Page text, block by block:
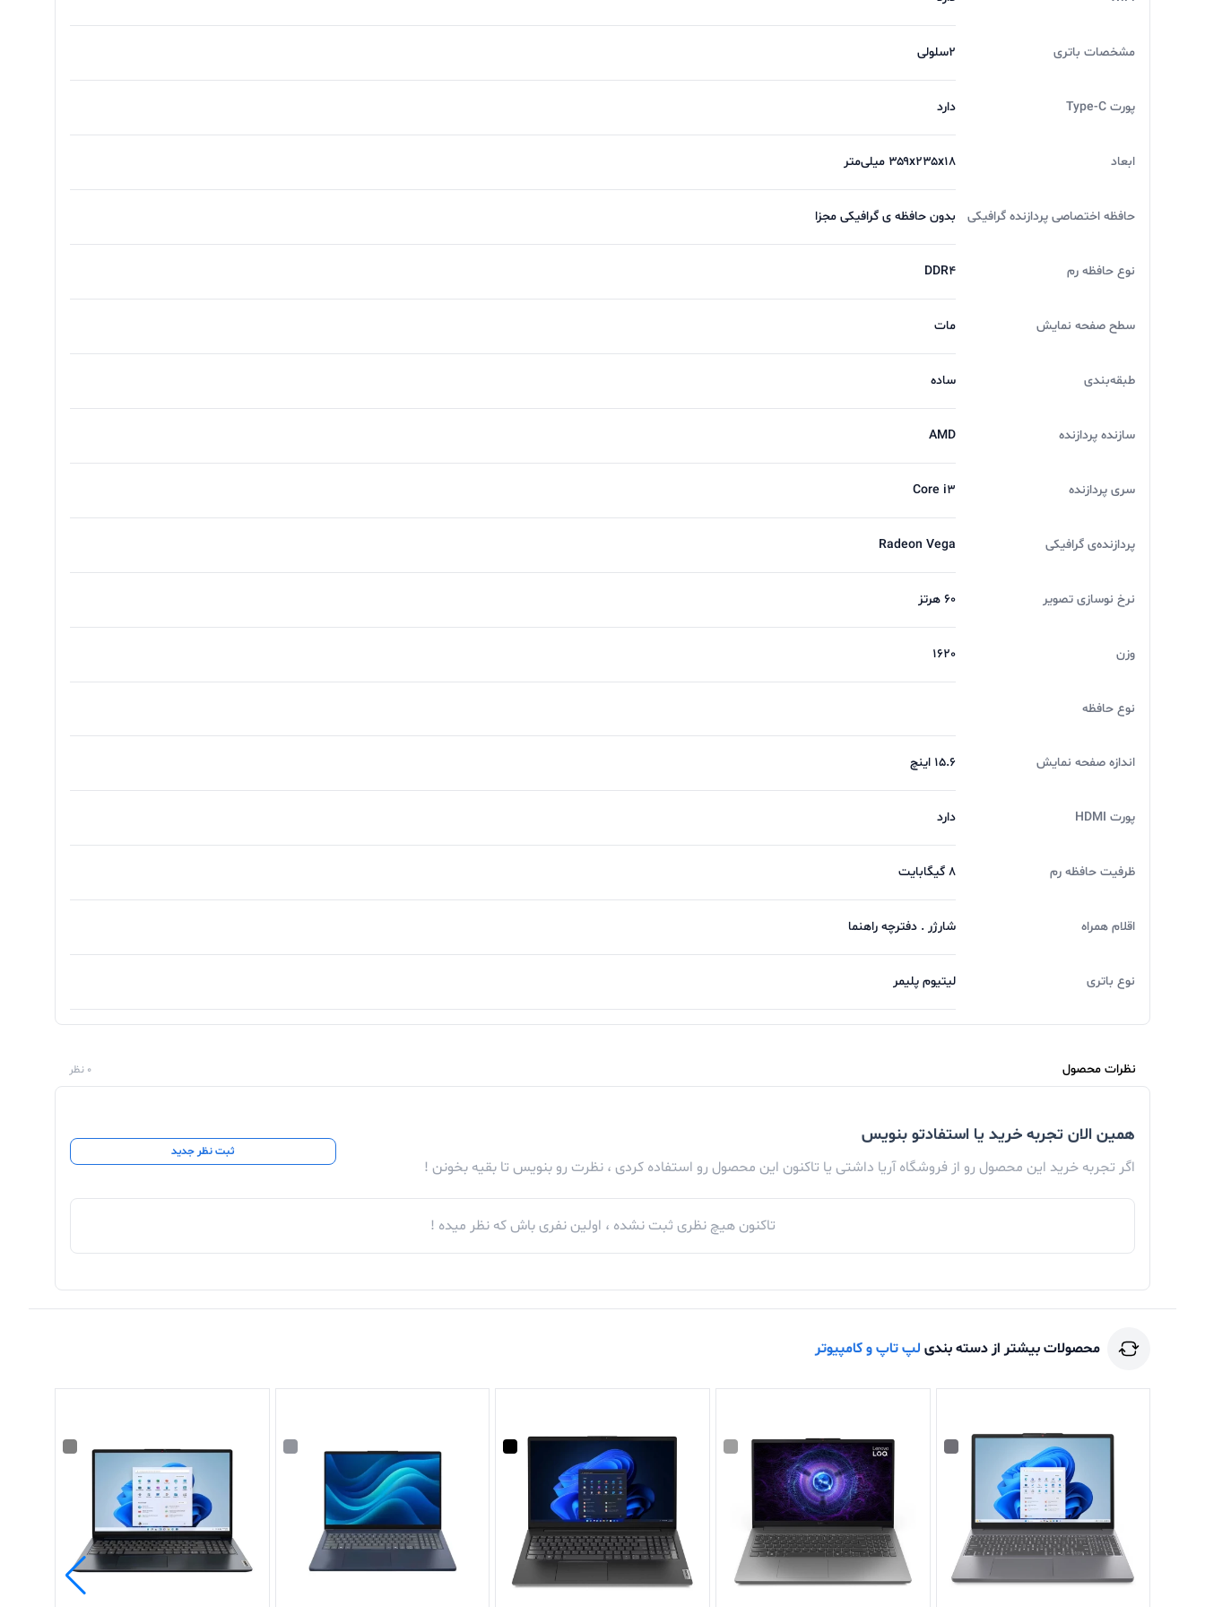
مشخصات باتری 2سلولی
پورت Type-C دارد
ابعاد ۳۵۹x۲۳۵x۱۸ میلی‌متر
حافظه اختصاصی پردازنده گرافیکی بدون حافظه ی گرافیکی مجزا
نوع حافظه رم DDR4
سطح صفحه نمایش مات
طبقه‌بندی ساده
سازنده پردازنده AMD
سری پردازنده Core i3
پردازنده‌ی گرافیکی Radeon Vega
نرخ نوسازی تصویر 60 هرتز
وزن 1620
نوع حافظه
اندازه صفحه نمایش 15.6 اینچ
پورت HDMI دارد
ظرفیت حافظه رم 8 گیگابایت
اقلام همراه شارژر . دفترچه راهنما
نوع باتری لیتیوم پلیمر
نظرات محصول 0 نظر
همین الان تجربه خرید یا استفادتو بنویس
اگر تجربه خرید این محصول رو از فروشگاه آریا داشتی یا تاکنون این محصول رو استفاده کردی ، نظرت رو بنویس تا بقیه بخونن !
ثبت نظر جدید
تاکنون هیچ نظری ثبت نشده ، اولین نفری باش که نظر میده !
محصولات بیشتر از دسته بندی لپ تاپ و کامپیوتر